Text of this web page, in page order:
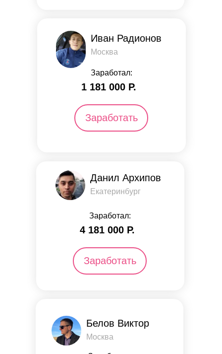
Иван Радионов
Москва
Заработал:
1 181 000 Р.
Заработать
Данил Архипов
Екатеринбург
Заработал:
4 181 000 Р.
Заработать
Белов Виктор
Москва